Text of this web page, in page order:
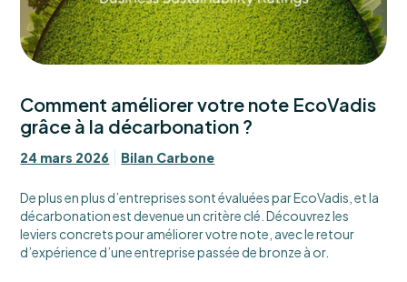
Comment améliorer votre note EcoVadis
grâce à la décarbonation ?
24 mars 2026 Bilan Carbone
De plus en plus d’entreprises sont évaluées par EcoVadis, et la
décarbonation est devenue un critère clé. Découvrez les
leviers concrets pour améliorer votre note, avec le retour
d’expérience d’une entreprise passée de bronze à or.